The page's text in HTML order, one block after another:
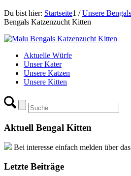
Du bist hier: Startseite1 / Unsere Bengals
Bengals Katzenzucht Kitten
Aktuelle Würfe
Unser Kater
Unsere Katzen
Unsere Kitten
Aktuell Bengal Kitten
Bei interesse einfach melden über das
Letzte Beiträge